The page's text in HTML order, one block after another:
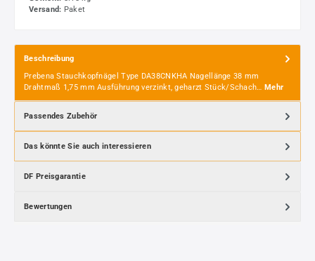
Versand: Paket
Beschreibung
Prebena Stauchkopfnägel Type DA38CNKHA Nagellänge 38 mm
Drahtmaß 1,75 mm Ausführung verzinkt, geharzt Stück/Schach… Mehr
Passendes Zubehör
Das könnte Sie auch interessieren
DF Preisgarantie
Bewertungen